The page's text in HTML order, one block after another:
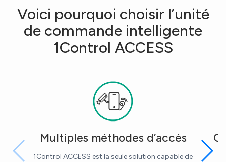
Voici pourquoi choisir l’unité
de commande intelligente
1Control ACCESS
Multiples méthodes d’accès
1Control ACCESS est la seule solution capable de